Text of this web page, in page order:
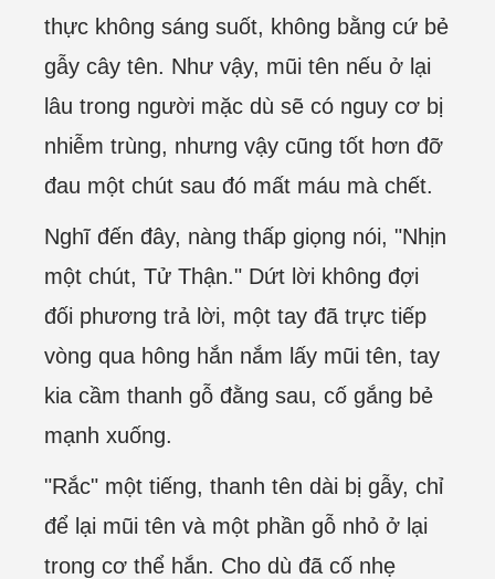
thực không sáng suốt, không bằng cứ bẻ
gẫy cây tên. Như vậy, mũi tên nếu ở lại
lâu trong người mặc dù sẽ có nguy cơ bị
nhiễm trùng, nhưng vậy cũng tốt hơn đỡ
đau một chút sau đó mất máu mà chết.
Nghĩ đến đây, nàng thấp giọng nói, "Nhịn
một chút, Tử Thận." Dứt lời không đợi
đối phương trả lời, một tay đã trực tiếp
vòng qua hông hắn nắm lấy mũi tên, tay
kia cầm thanh gỗ đằng sau, cố gắng bẻ
mạnh xuống.
"Rắc" một tiếng, thanh tên dài bị gẫy, chỉ
để lại mũi tên và một phần gỗ nhỏ ở lại
trong cơ thể hắn. Cho dù đã cố nhẹ